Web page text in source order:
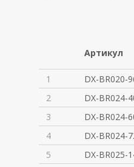
Артикул
1 DX-BR020-
2 DX-BR024-
3 DX-BR024-
4 DX-BR024-
5 DX-BR025-